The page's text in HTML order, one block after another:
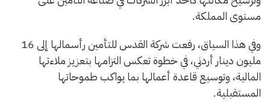
مستوى المملكة.
وفي هذا السياق، رفعت شركة القدس للتأمين رأسمالها إلى 16
مليون دينار أردني، في خطوة تعكس التزامها بتعزيز ملاءتها
المالية، وتوسيع قاعدة أعمالها بما يواكب طموحاتها
المستقبلية.